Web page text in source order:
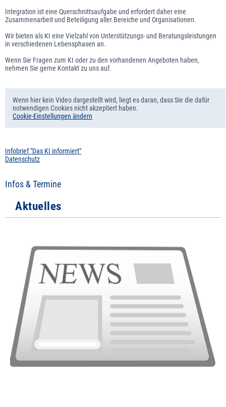
Integration ist eine Querschnittsaufgabe und erfordert daher eine
Zusammenarbeit und Beteiligung aller Bereiche und Organisationen.
Wir bieten als KI eine Vielzahl von Unterstützungs- und Beratungsleistungen
in verschiedenen Lebensphasen an.
Wenn Sie Fragen zum KI oder zu den vorhandenen Angeboten haben,
nehmen Sie gerne Kontakt zu uns auf.
Wenn hier kein Video dargestellt wird, liegt es daran, dass Sie die dafür
notwendigen Cookies nicht akzeptiert haben.
Cookie-Einstellungen ändern
Infobrief "Das KI informiert"
Datenschutz
Infos & Termine
Aktuelles